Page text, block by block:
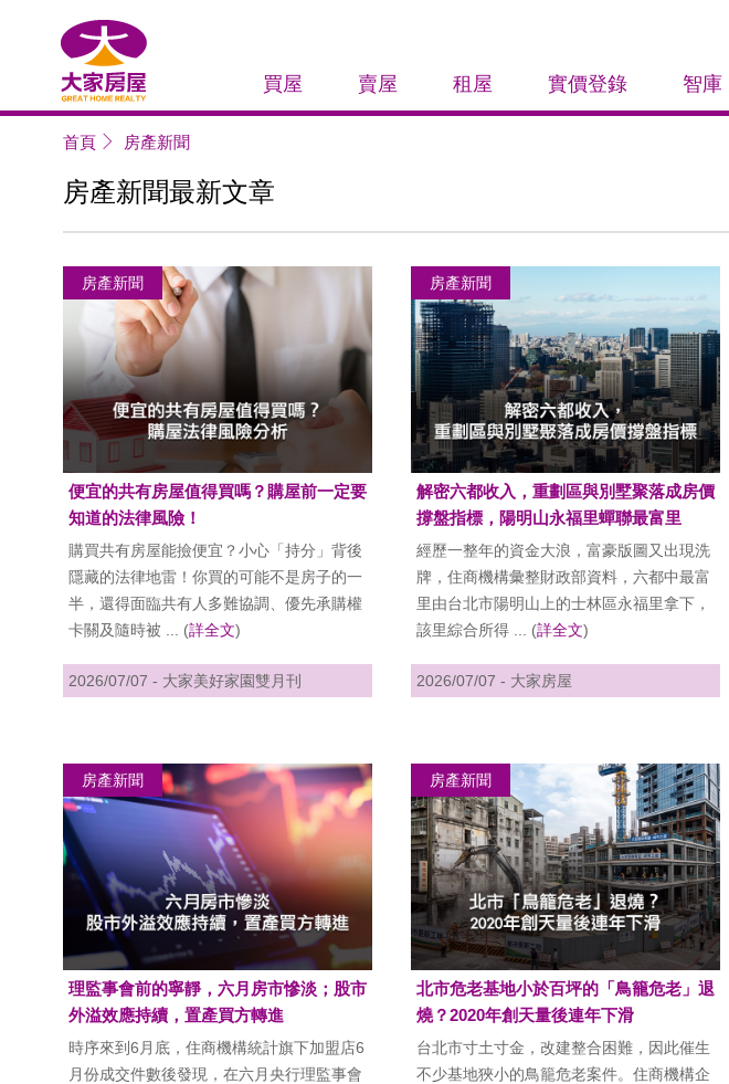
買屋 賣屋 租屋 實價登錄 智庫
首頁 房產新聞
房產新聞最新文章
房產新聞
便宜的共有房屋值得買嗎？購屋前一定要
知道的法律風險！
購買共有房屋能撿便宜？小心「持分」背後
隱藏的法律地雷！你買的可能不是房子的一
半，還得面臨共有人多難協調、優先承購權
卡關及隨時被 ... (詳全文)
2026/07/07 - 大家美好家園雙月刊
房產新聞
解密六都收入，重劃區與別墅聚落成房價
撐盤指標，陽明山永福里蟬聯最富里
經歷一整年的資金大浪，富豪版圖又出現洗
牌，住商機構彙整財政部資料，六都中最富
里由台北市陽明山上的士林區永福里拿下，
該里綜合所得 ... (詳全文)
2026/07/07 - 大家房屋
房產新聞
理監事會前的寧靜，六月房市慘淡；股市
外溢效應持續，置產買方轉進
時序來到6月底，住商機構統計旗下加盟店6
月份成交件數後發現，在六月央行理監事會
房產新聞
北市危老基地小於百坪的「鳥籠危老」退
燒？2020年創天量後連年下滑
台北市寸土寸金，改建整合困難，因此催生
不少基地狹小的鳥籠危老案件。住商機構企